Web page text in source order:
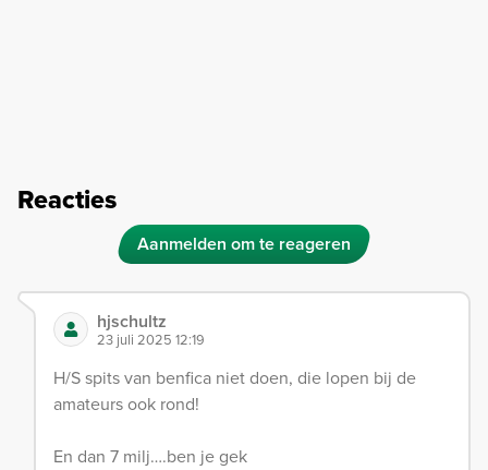
Reacties
Aanmelden om te reageren
hjschultz
23 juli 2025 12:19
H/S spits van benfica niet doen, die lopen bij de
amateurs ook rond!
En dan 7 milj….ben je gek